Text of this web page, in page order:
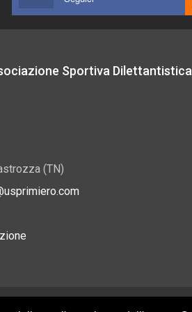
Sportiva Dilettantistica
(TN)